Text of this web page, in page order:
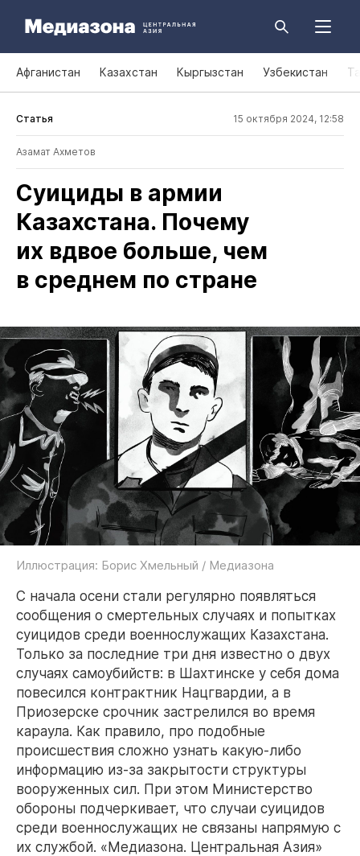
Афганистан Казахстан Кыргызстан Узбекистан
Статья 15 октября 2024, 12:58
Азамат Ахметов
Суициды в армии
Казахстана. Почему
их вдвое больше, чем
в среднем по стране
Иллюстрация: Борис Хмельный / Медиазона
С начала осени стали регулярно появляться
сообщения о смертельных случаях и попытках
суицидов среди военнослужащих Казахстана.
Только за последние три дня известно о двух
случаях самоубийств: в Шахтинске у себя дома
повесился контрактник Нацгвардии, а в
Приозерске срочник застрелился во время
караула. Как правило, про подобные
происшествия сложно узнать какую-либо
информацию из-за закрытости структуры
вооруженных сил. При этом Министерство
обороны подчеркивает, что случаи суицидов
среди военнослужащих не связаны напрямую с
их службой. «Медиазона. Центральная Азия»